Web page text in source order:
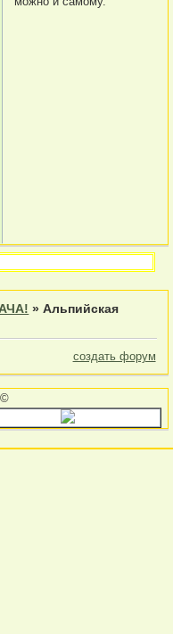
»Альпийская
создать форум